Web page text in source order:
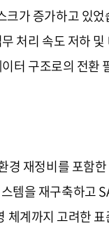
크가 증가하고 있
처리 속도 저하
터 구조로의 전환
경 재정비를 포함
템을 재구축하고
체계까지 고려한